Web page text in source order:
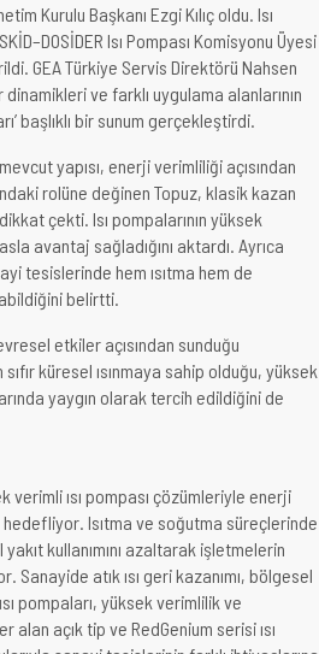
Kurulu Başkanı Ezgi Kılıç oldu. Isı
Isı Pompası Komisyonu Üyesi
GEA Türkiye Servis Direktörü Nahsen
ve farklı uygulama alanlarının
başlıklı bir sunum gerçekleştirdi.
yapısı, enerji verimliliği açısından
rolüne değinen Topuz, klasik kazan
çekti. Isı pompalarının yüksek
avantaj sağladığını aktardı. Ayrıca
tesislerinde hem ısıtma hem de
belirtti.
etkiler açısından sunduğu
küresel ısınmaya sahip olduğu, yüksek
yaygın olarak tercih edildiğini de
ısı pompası çözümleriyle enerji
hedefliyor. Isıtma ve soğutma süreçlerinde
yakıt kullanımını azaltarak işletmelerin
atık ısı geri kazanımı, bölgesel
pompaları, yüksek verimlilik ve
alan açık tip ve RedGenium serisi ısı